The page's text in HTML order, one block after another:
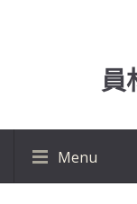
員
Menu